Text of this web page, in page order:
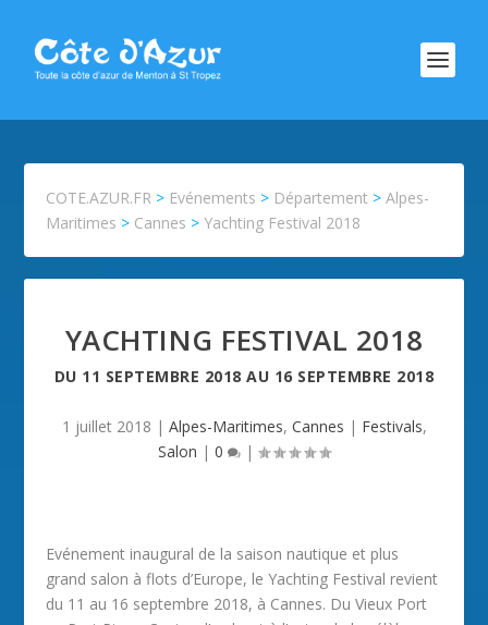
COTE.AZUR.FR > Evénements > Département >Alpes-
Maritimes > Cannes > Yachting Festival 2018
YACHTING FESTIVAL 2018
DU 11 SEPTEMBRE 2018 AU 16 SEPTEMBRE 2018
1 juillet 2018 | Alpes-Maritimes, Cannes | Festivals,
Salon | 0 |
Evénement inaugural de la saison nautique et plus
grand salon à flots d’Europe, le Yachting Festival revient
du 11 au 16 septembre 2018, à Cannes. Du Vieux Port